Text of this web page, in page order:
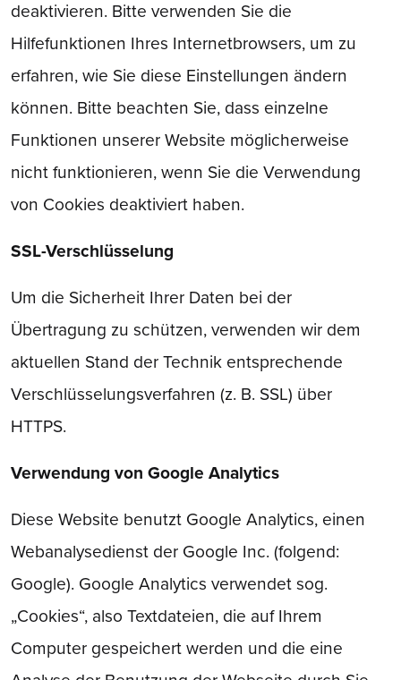
deaktivieren. Bitte verwenden Sie die
Hilfefunktionen Ihres Internetbrowsers, um zu
erfahren, wie Sie diese Einstellungen ändern
können. Bitte beachten Sie, dass einzelne
Funktionen unserer Website möglicherweise
nicht funktionieren, wenn Sie die Verwendung
von Cookies deaktiviert haben.
SSL-Verschlüsselung
Um die Sicherheit Ihrer Daten bei der
Übertragung zu schützen, verwenden wir dem
aktuellen Stand der Technik entsprechende
Verschlüsselungsverfahren (z. B. SSL) über
HTTPS.
Verwendung von Google Analytics
Diese Website benutzt Google Analytics, einen
Webanalysedienst der Google Inc. (folgend:
Google). Google Analytics verwendet sog.
„Cookies“, also Textdateien, die auf Ihrem
Computer gespeichert werden und die eine